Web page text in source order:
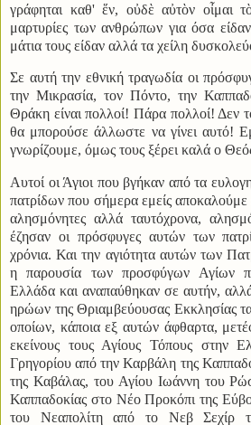
γράφηται καθ' ἕν, οὐδὲ αὐτὸν οἶμαι
μαρτυρίες των ανθρώπων για όσα
μάτια τους είδαν αλλά τα χείλη
Σε αυτή την εθνική τραγωδία οι
την Μικρασία, τον Πόντο, την
Θράκη είναι πολλοί! Πάρα πολλοί! Δεν
θα μπορούσε άλλωστε να γίνει αυτό!
γνωρίζουμε, όμως τους ξέρει καλά ο
Αυτοί οι Άγιοι που βγήκαν από τα
πατρίδων που σήμερα εμείς αποκαλούμε
αλησμόνητες αλλά ταυτόχρονα,
έζησαν οι πρόσφυγες αυτών των
χρόνια. Και την αγιότητα αυτών των
η παρουσία των προσφύγων Αγίων
Ελλάδα και αναπαύθηκαν σε αυτήν,
ηρώων της Θριαμβεύουσας Εκκλησίας
οποίων, κάποια εξ αυτών άφθαρτα,
εκείνους τους Αγίους Τόπους στην
Γρηγορίου από την Καρβάλη της
της Καβάλας, του Αγίου Ιωάννη του
Καππαδοκίας στο Νέο Προκόπι της
του Νεαπολίτη από το Νεβ Σεχίρ